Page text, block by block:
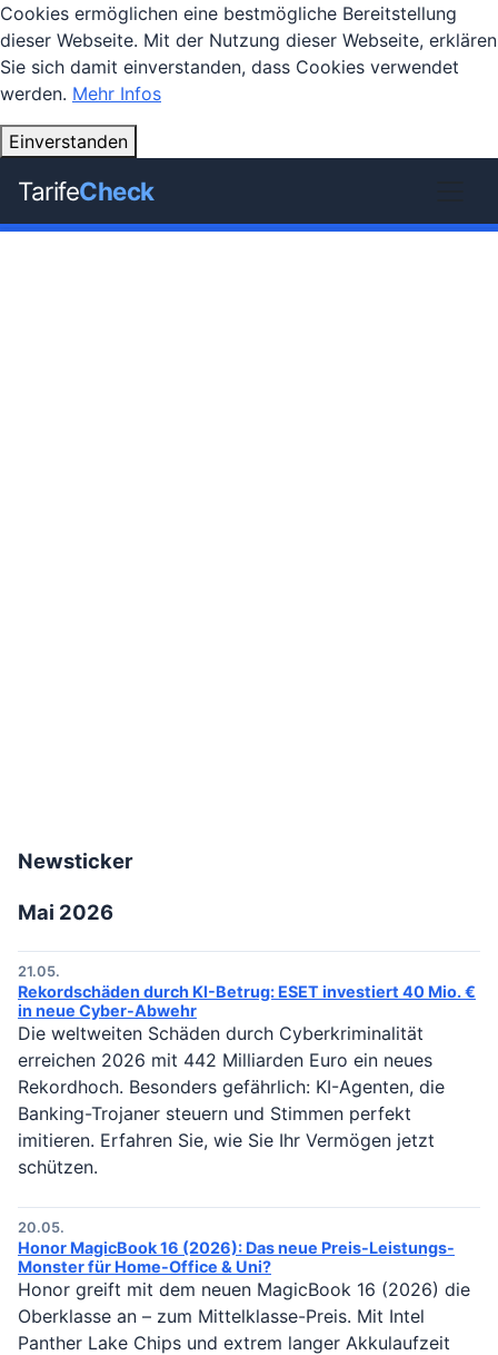
Cookies ermöglichen eine bestmögliche Bereitstellung
dieser Webseite. Mit der Nutzung dieser Webseite, erklären
Sie sich damit einverstanden, dass Cookies verwendet
werden. Mehr Infos
Einverstanden
TarifeCheck
Newsticker
Mai 2026
21.05.
Rekordschäden durch KI-Betrug: ESET investiert 40 Mio. €
in neue Cyber-Abwehr
Die weltweiten Schäden durch Cyberkriminalität
erreichen 2026 mit 442 Milliarden Euro ein neues
Rekordhoch. Besonders gefährlich: KI-Agenten, die
Banking-Trojaner steuern und Stimmen perfekt
imitieren. Erfahren Sie, wie Sie Ihr Vermögen jetzt
schützen.
20.05.
Honor MagicBook 16 (2026): Das neue Preis-Leistungs-
Monster für Home-Office & Uni?
Honor greift mit dem neuen MagicBook 16 (2026) die
Oberklasse an – zum Mittelklasse-Preis. Mit Intel
Panther Lake Chips und extrem langer Akkulaufzeit